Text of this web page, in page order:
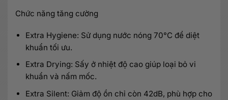
Chức năng tăng cường
Extra Hygiene: Sử dụng nước nóng 70°C để diệt
khuẩn tối ưu.
Extra Drying: Sấy ở nhiệt độ cao giúp loại bỏ vi
khuẩn và nấm mốc.
Extra Silent: Giảm độ ồn chỉ còn 42dB, phù hợp cho